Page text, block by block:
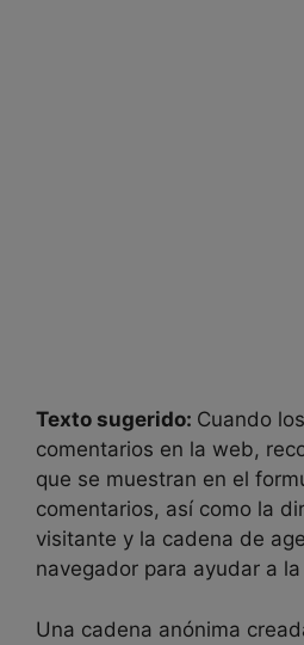
Texto sugerido: Cuando
comentarios en la web,
que se muestran en el
comentarios, así como la
visitante y la cadena de
navegador para ayudar a
Una cadena anónima